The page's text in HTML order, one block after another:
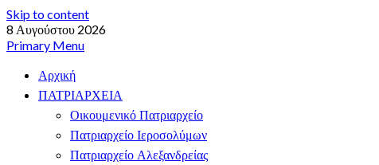
Skip to content
8 Αυγούστου 2026
Primary Menu
Αρχική
ΠΑΤΡΙΑΡΧΕΙΑ
Οικουμενικό Πατριαρχείο
Πατριαρχείο Ιεροσολύμων
Πατριαρχείο Αλεξανδρείας